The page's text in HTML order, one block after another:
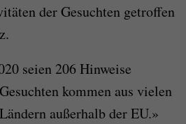
der Gesuchten getroffen
seien 206 Hinweise
kommen aus vielen
außerhalb der EU.»